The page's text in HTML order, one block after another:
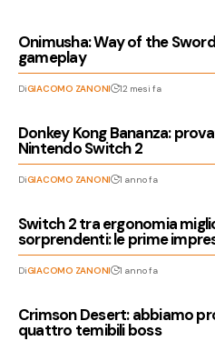
Onimusha: Way of the
gameplay
DiGIACOMO ZANONI 12 mesi fa
Donkey Kong Bananza:
Nintendo Switch 2
DiGIACOMO ZANONI 1 anno fa
Switch 2 tra ergonomia
sorprendenti: le prime
DiGIACOMO ZANONI 1 anno fa
Crimson Desert: abbiamo
quattro temibili boss